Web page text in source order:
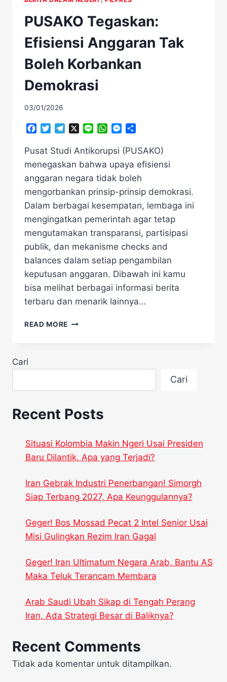
PUSAKO Tegaskan:
Efisiensi Anggaran Tak
Boleh Korbankan
Demokrasi
03/01/2026
Facebook
TwitterTelegramLine WhatsAppMessenger
Pusat Studi Antikorupsi (PUSAKO)
menegaskan bahwa upaya efisiensi
anggaran negara tidak boleh
mengorbankan prinsip-prinsip demokrasi.
Dalam berbagai kesempatan, lembaga ini
mengingatkan pemerintah agar tetap
mengutamakan transparansi, partisipasi
publik, dan mekanisme checks and
balances dalam setiap pengambilan
keputusan anggaran. Dibawah ini kamu
bisa melihat berbagai informasi berita
terbaru dan menarik lainnya…
READ MORE PUSAKO
Cari
Cari
Recent Posts
Situasi Kolombia Makin Ngeri Usai Presiden
Baru Dilantik, Apa yang Terjadi?
Iran Gebrak Industri Penerbangan! Simorgh
Siap Terbang 2027, Apa Keunggulannya?
Geger! Bos Mossad Pecat 2 Intel Senior Usai
Misi Gulingkan Rezim Iran Gagal
Geger! Iran Ultimatum Negara Arab, Bantu AS
Maka Teluk Terancam Membara
Arab Saudi Ubah Sikap di Tengah Perang
Iran, Ada Strategi Besar di Baliknya?
Recent Comments
Tidak ada komentar untuk ditampilkan.